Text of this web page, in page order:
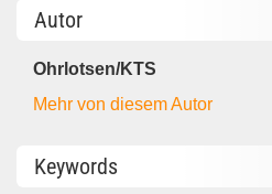
Autor
Ohrlotsen/KTS
Mehr von diesem Autor
Keywords